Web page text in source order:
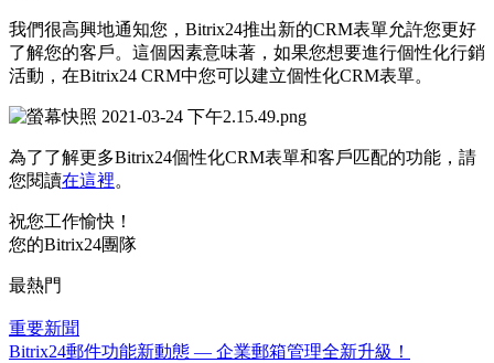
我們很高興地通知您，Bitrix24推出新的CRM表單允許您更好
了解您的客戶。這個因素意味著，如果您想要進行個性化行銷
活動，在Bitrix24 CRM中您可以建立個性化CRM表單。
為了了解更多Bitrix24個性化CRM表單和客戶匹配的功能，請
您閱讀在這裡。
祝您工作愉快！
您的Bitrix24團隊
最熱門
重要新聞
Bitrix24郵件功能新動態 — 企業郵箱管理全新升級！